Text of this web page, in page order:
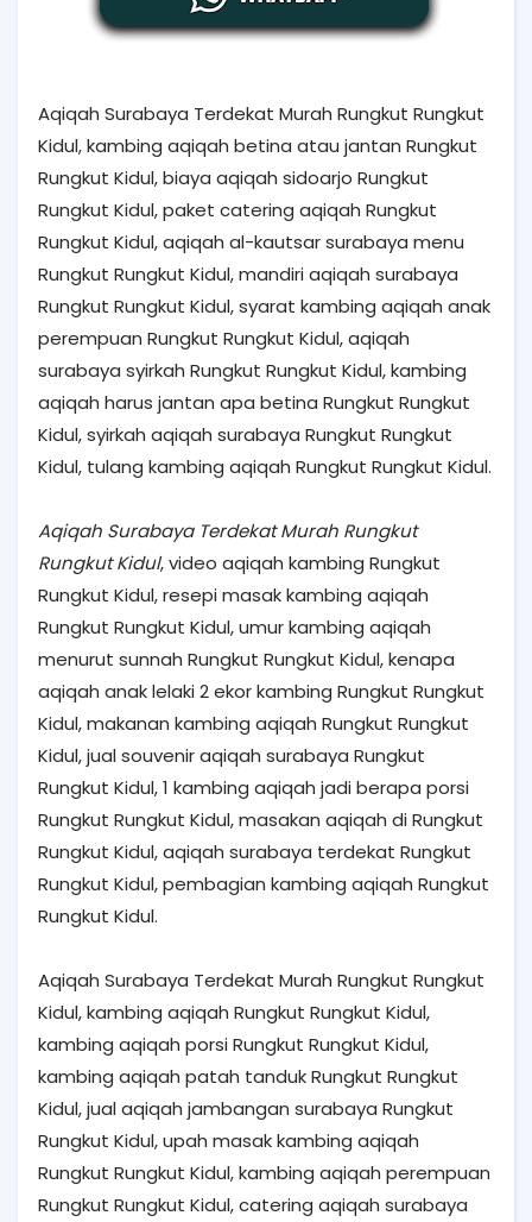
Aqiqah Surabaya Terdekat Murah Rungkut Rungkut
Kidul, kambing aqiqah betina atau jantan Rungkut
Rungkut Kidul, biaya aqiqah sidoarjo Rungkut
Rungkut Kidul, paket catering aqiqah Rungkut
Rungkut Kidul, aqiqah al-kautsar surabaya menu
Rungkut Rungkut Kidul, mandiri aqiqah surabaya
Rungkut Rungkut Kidul, syarat kambing aqiqah anak
perempuan Rungkut Rungkut Kidul, aqiqah
surabaya syirkah Rungkut Rungkut Kidul, kambing
aqiqah harus jantan apa betina Rungkut Rungkut
Kidul, syirkah aqiqah surabaya Rungkut Rungkut
Kidul, tulang kambing aqiqah Rungkut Rungkut Kidul.
Aqiqah Surabaya Terdekat Murah Rungkut
Rungkut Kidul, video aqiqah kambing Rungkut
Rungkut Kidul, resepi masak kambing aqiqah
Rungkut Rungkut Kidul, umur kambing aqiqah
menurut sunnah Rungkut Rungkut Kidul, kenapa
aqiqah anak lelaki 2 ekor kambing Rungkut Rungkut
Kidul, makanan kambing aqiqah Rungkut Rungkut
Kidul, jual souvenir aqiqah surabaya Rungkut
Rungkut Kidul, 1 kambing aqiqah jadi berapa porsi
Rungkut Rungkut Kidul, masakan aqiqah di Rungkut
Rungkut Kidul, aqiqah surabaya terdekat Rungkut
Rungkut Kidul, pembagian kambing aqiqah Rungkut
Rungkut Kidul.
Aqiqah Surabaya Terdekat Murah Rungkut Rungkut
Kidul, kambing aqiqah Rungkut Rungkut Kidul,
kambing aqiqah porsi Rungkut Rungkut Kidul,
kambing aqiqah patah tanduk Rungkut Rungkut
Kidul, jual aqiqah jambangan surabaya Rungkut
Rungkut Kidul, upah masak kambing aqiqah
Rungkut Rungkut Kidul, kambing aqiqah perempuan
Rungkut Rungkut Kidul, catering aqiqah surabaya